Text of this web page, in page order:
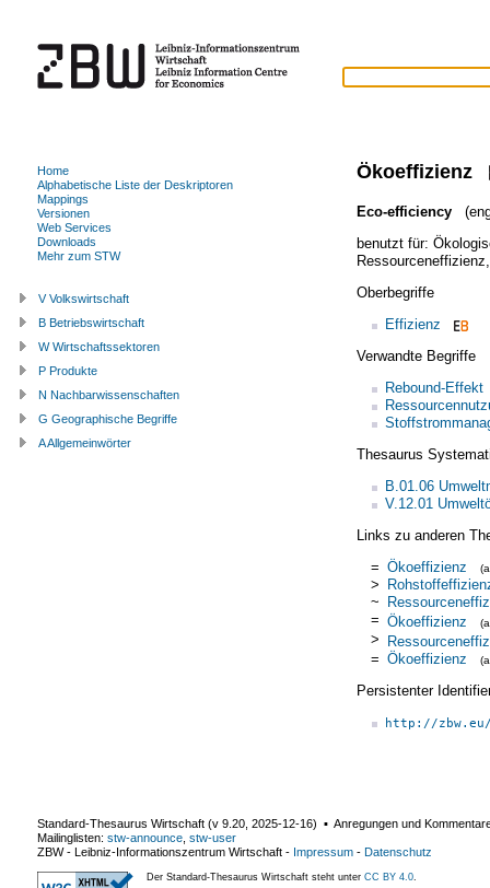
Ökoeffizienz
Eco-efficiency
benutzt für:
Ressourceneffizienz
Oberbegriffe
Effizienz
Verwandte Begriffe
Rebound-Effekt
Thesaurus
B.01.06
V.12.01
Links zu anderen
= Ökoeffizienz
>
~
= Ökoeffizienz
>
= Ökoeffizienz
Persistenter
http://
Home
Alphabetische Liste der Deskriptoren
Mappings
Versionen
Web Services
Downloads
Mehr zum STW
V Volkswirtschaft
B Betriebswirtschaft
W Wirtschaftssektoren
P Produkte
N Nachbarwissenschaften
G Geographische Begriffe
A Allgemeinwörter
Standard-Thesaurus Wirtschaft (v 9.20 2025-12-16) ▪ Anregungen und
Mailinglisten: stw-announce stw-user
ZBW - Leibniz-Informationszentrum Wirtschaft - Impressum - Datenschutz
Der Standard-Thesaurus Wirtschaft steht unter CC BY 4.0